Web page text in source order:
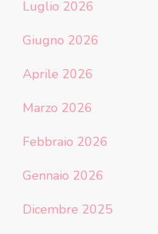
Luglio 2026
Giugno 2026
Aprile 2026
Marzo 2026
Febbraio 2026
Gennaio 2026
Dicembre 2025